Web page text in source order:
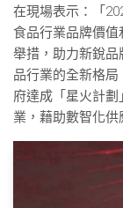
在現場表示：「
食品行業品牌價
舉措，助力新銳
品行業的全新格
府達成「星火計
業，藉助數智化供